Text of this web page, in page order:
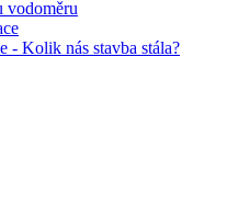
vodoměru
- Kolik nás stavba stála?